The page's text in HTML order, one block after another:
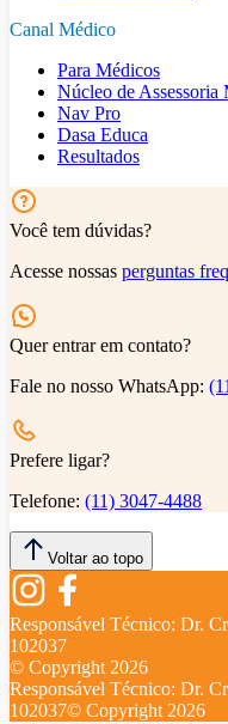
Canal Médico
Para Médicos
Núcleo de Assessoria
Nav Pro
Dasa Educa
Resultados
Você tem dúvidas?
Acesse nossas perguntas
Quer entrar em contato?
Fale no nosso WhatsApp:
Prefere ligar?
Telefone: (11) 3047-4488
Voltar ao topo
Responsável Técnico: Dr.
102037
© Copyright 2026
Responsável Técnico: Dr.
102037© Copyright 2026